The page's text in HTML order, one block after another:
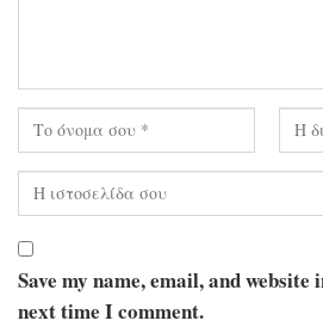
Save my name, email, and
next time I comment.